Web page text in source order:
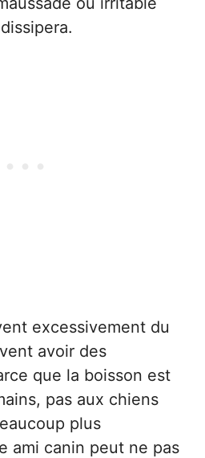
excessivement du
avoir des
que la boisson est
pas aux chiens
plus
ami canin peut ne pas